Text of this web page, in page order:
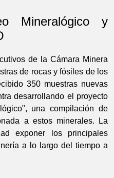
Mineralógico y
de la Cámara Minera
de rocas y fósiles de los
350 muestras nuevas
desarrollando el proyecto
una compilación de
a estos minerales. La
exponer los principales
a lo largo del tiempo a